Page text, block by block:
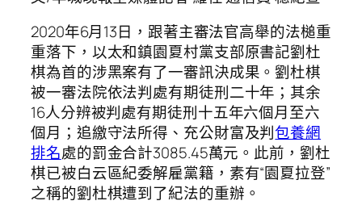
2020年6月13日，跟著主審法官高舉的法槌重
重落下，以太和鎮園夏村黨支部原書記劉杜
棋為首的涉黑案有了一審訊決成果。劉杜棋
被一審法院依法判處有期徒刑二十年；其余
16人分辨被判處有期徒刑十五年六個月至六
個月；追繳守法所得、充公財富及判包養網
排名處的罰金合計3085.45萬元。此前，劉杜
棋已被白云區紀委解雇黨籍，素有“園夏拉登”
之稱的劉杜棋遭到了紀法的重辦。